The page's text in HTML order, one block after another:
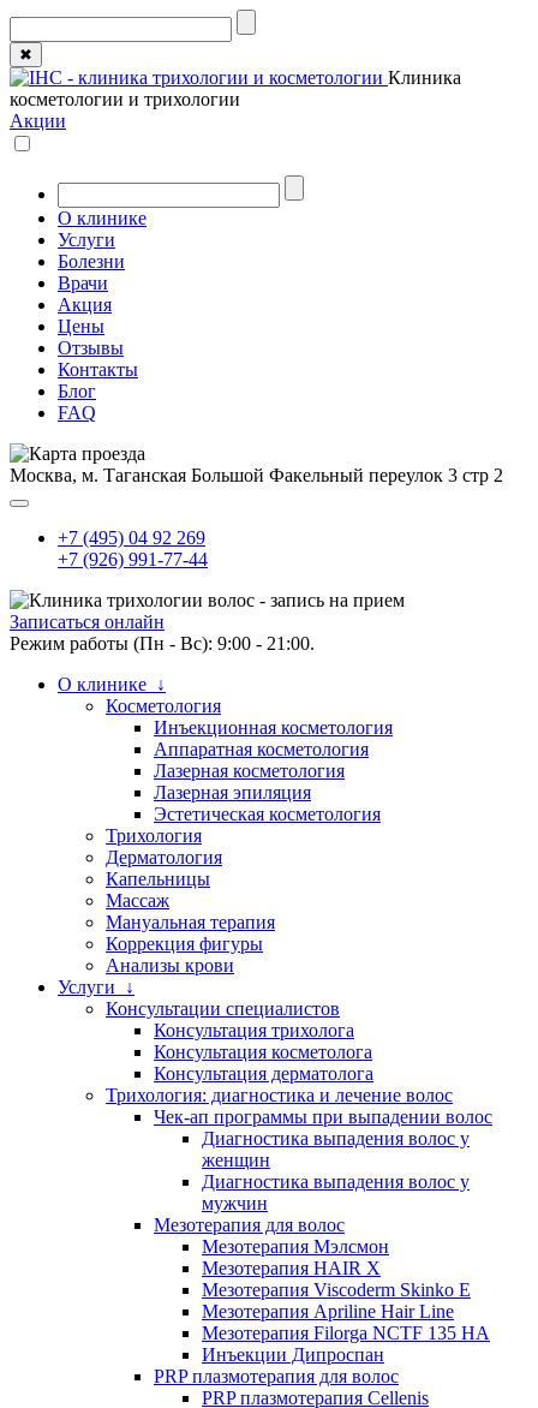
✖
Клиника
косметологии и трихологии
Акции
О клинике
Услуги
Болезни
Врачи
Акция
Цены
Отзывы
Контакты
Блог
FAQ
Москва, м. Таганская Большой Факельный переулок 3 стр 2
+7 (495) 04 92 269
+7 (926) 991-77-44
Записаться онлайн
Режим работы (Пн - Вс): 9:00 - 21:00.
О клинике ↓
Косметология
Инъекционная косметология
Аппаратная косметология
Лазерная косметология
Лазерная эпиляция
Эстетическая косметология
Трихология
Дерматология
Капельницы
Массаж
Мануальная терапия
Коррекция фигуры
Анализы крови
Услуги ↓
Консультации специалистов
Консультация трихолога
Консультация косметолога
Консультация дерматолога
Трихология: диагностика и лечение волос
Чек-ап программы при выпадении волос
Диагностика выпадения волос у
женщин
Диагностика выпадения волос у
мужчин
Мезотерапия для волос
Мезотерапия Мэлсмон
Мезотерапия HAIR X
Мезотерапия Viscoderm Skinko E
Мезотерапия Apriline Hair Line
Мезотерапия Filorga NCTF 135 HA
Инъекции Дипроспан
PRP плазмотерапия для волос
PRP плазмотерапия Cellenis